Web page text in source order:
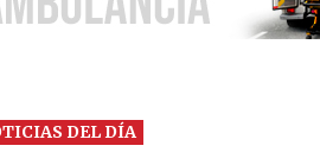
DEL DÍA